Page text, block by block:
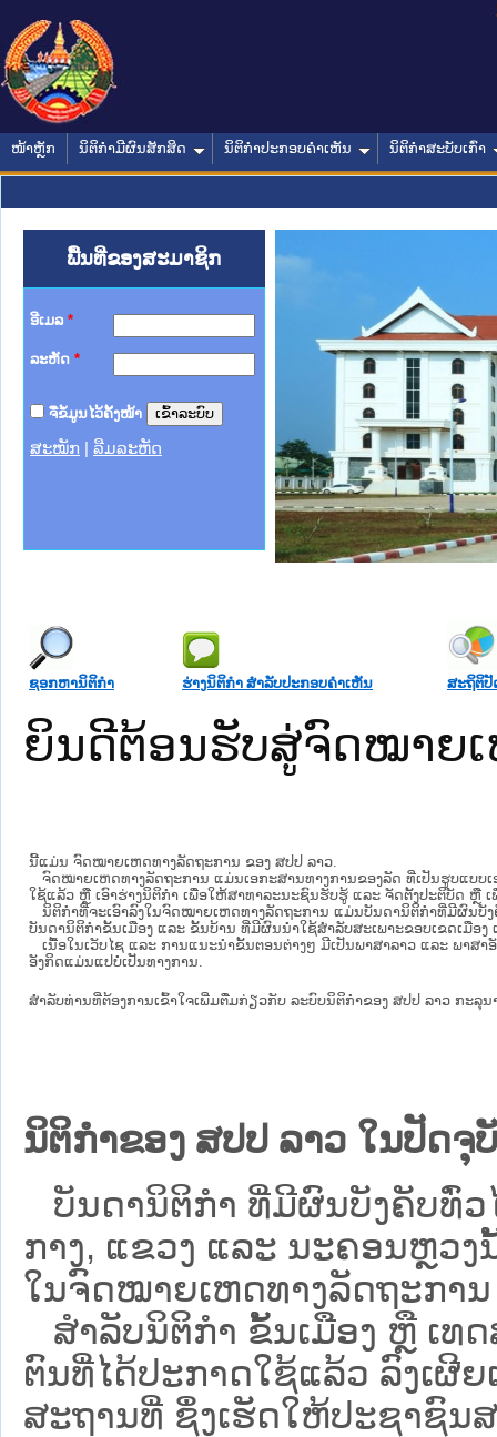
ໜ້າຫຼັກ ນິຕິກໍາມີຜົນສັກສິດ ນິຕິກໍາປະກອບຄໍາເຫັນ ນິຕິກໍາສະບັບເກົ່າ
ພື້ນທີ່ຂອງສະມາຊິກ
ອີເມລ *
ລະຫັດ *
ຈື່ຂໍ້ມູນໄວ້ຄັ້ງໜ້າ
ສະໝັກ ລືມລະຫັດ
ທຳແຫ່ງຊາດ
ການ
ກາງ
ກໃຕ້
ນຕຳຫຼວດປະຊາຊົນ
ສັນຕິບານປະຊາຊົນ
ກເໜືອ
ຊາຊົນ ພາກກາງ
ຊອກຫານິຕິກໍາ ຮ່າງນິຕິກໍາ ສໍາລັບປະກອບຄໍາເຫັນ ສະຖິຕິປັ
ຍິນດີຕ້ອນຮັບສູ່ຈົດໝາຍເ
ນີ້ແມ່ນ ຈົດໝາຍເຫດທາງລັດຖະການ ຂອງ ສປປ ລາວ.
ຈົດໝາຍເຫດທາງລັດຖະການ ແມ່ນ​ເອ​ກະ​ສານ​ທາງ​ການ​ຂອງ​ລັດ ທີ່​ເປັນ​ຮູບ​ແບບ​
ໃຊ້ແລ້ວ ຫຼື ເອົາຮ່າງນິຕິກໍາ ເພື່ອໃຫ້​ສາ​ທາ​ລະ​ນະ​ຊົນ​ຮັບ​ຮູ້ ແລະ ຈັດ​ຕັ້ງ​ປະ​ຕິ​ບັດ ຫຼື
ນິ​ຕິ​ກຳ​ທີ່​ຈະ​ເອົາ​ລົງ​ໃນ​ຈົດ​ໝາຍ​ເຫດ​ທາງ​ລັດ​ຖະ​ການ ​ແມ່ນ​ບັນ​ດາ​ນິ​ຕິ​ກຳ​ທີ່​ມີ​ຜົນ​ບັ
ບັນ​ດານິ​ຕິ​ກຳ​ຂັ້ນ​ເມືອງ ແລະ ຂັ້ນ​ບ້ານ ​ທີ່​ມີ​ຜົນ​ນຳ​ໃຊ້​ສຳ​ລັບ​ສະ​ເພາະ​ຂອບ​ເຂດ​ເມືອງ
ເນື້ອໃນ​ເວັບ​ໄຊ​ ແລະ ການແນະນໍາຂັ້ນຕອນຕ່າງໆ ມີເປັນພາສາລາວ ແລະ ພາສ
ອັງກິດແມ່ນແປບໍ່ເປັນທາງການ.
ສໍາລັບທ່ານທີ່ຕ້ອງການເຂົ້າໃຈເພີ່ມຕື່ມກ່ຽວກັບ ລະບົບນິຕິກຳຂອງ ສປປ ລາວ ກະລຸນ
ນິຕິກຳຂອງ ສປປ ລາວ ໃນປັດ
ບັນດານິຕິກໍາ ທີ່ມີຜົນບັງຄັບທົ່
ກາງ, ແຂວງ ແລະ ນະຄອນຫຼວ
ໃນຈົດໝາຍເຫດທາງລັດຖະການ
ສຳລັບນິ​ຕິ​ກຳ ຂັ້ນເມືອງ ຫຼື ເທ
ຕົນທີ່ໄດ້ປະກາດໃຊ້ແລ້ວ ລົງ​ເຜີ
ສະຖານທີ່ ຊຶ່ງເຮັດໃຫ້ປະຊາຊົນສ